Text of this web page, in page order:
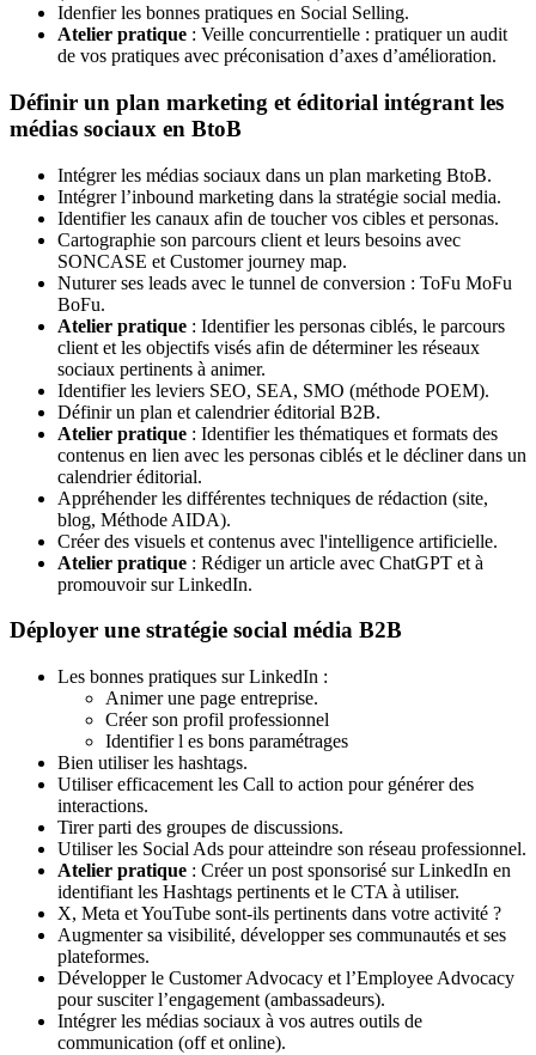
Idenfier les bonnes pratiques en Social Selling.
Atelier pratique : Veille concurrentielle : pratiquer un audit
de vos pratiques avec préconisation d’axes d’amélioration.
Définir un plan marketing et éditorial intégrant les
médias sociaux en BtoB
Intégrer les médias sociaux dans un plan marketing BtoB.
Intégrer l’inbound marketing dans la stratégie social media.
Identifier les canaux afin de toucher vos cibles et personas.
Cartographie son parcours client et leurs besoins avec
SONCASE et Customer journey map.
Nuturer ses leads avec le tunnel de conversion : ToFu MoFu
BoFu.
Atelier pratique : Identifier les personas ciblés, le parcours
client et les objectifs visés afin de déterminer les réseaux
sociaux pertinents à animer.
Identifier les leviers SEO, SEA, SMO (méthode POEM).
Définir un plan et calendrier éditorial B2B.
Atelier pratique : Identifier les thématiques et formats des
contenus en lien avec les personas ciblés et le décliner dans un
calendrier éditorial.
Appréhender les différentes techniques de rédaction (site,
blog, Méthode AIDA).
Créer des visuels et contenus avec l'intelligence artificielle.
Atelier pratique : Rédiger un article avec ChatGPT et à
promouvoir sur LinkedIn.
Déployer une stratégie social média B2B
Les bonnes pratiques sur LinkedIn :
Animer une page entreprise.
Créer son profil professionnel
Identifier l es bons paramétrages
Bien utiliser les hashtags.
Utiliser efficacement les Call to action pour générer des
interactions.
Tirer parti des groupes de discussions.
Utiliser les Social Ads pour atteindre son réseau professionnel.
Atelier pratique : Créer un post sponsorisé sur LinkedIn en
identifiant les Hashtags pertinents et le CTA à utiliser.
X, Meta et YouTube sont-ils pertinents dans votre activité ?
Augmenter sa visibilité, développer ses communautés et ses
plateformes.
Développer le Customer Advocacy et l’Employee Advocacy
pour susciter l’engagement (ambassadeurs).
Intégrer les médias sociaux à vos autres outils de
communication (off et online).